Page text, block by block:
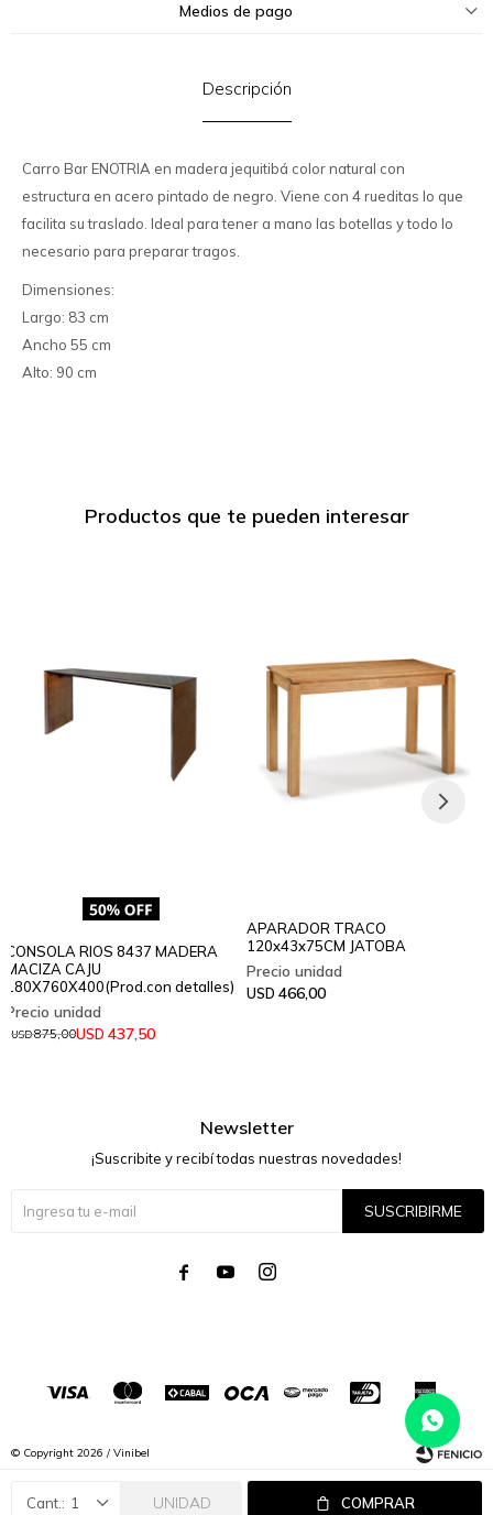
1 UNIDAD COMPRAR
Medios de pago
Descripción
Carro Bar ENOTRIA en madera jequitibá color natural con
estructura en acero pintado de negro. Viene con 4 rueditas lo que
facilita su traslado. Ideal para tener a mano las botellas y todo lo
necesario para preparar tragos.
Dimensiones:
Largo: 83 cm
Ancho 55 cm
Alto: 90 cm
Productos que te pueden interesar
CONSOLA RIOS 8437 MADERA
MACIZA CAJU
180X760X400(Prod.con detalles)
USD 437,50
USD875,00
APARADOR TRACO
120x43x75CM JATOBA
USD 466,00
Newsletter
¡Suscribite y recibí todas nuestras novedades!
SUSCRIBIRME
  
© Copyright 2026 / Vinibel